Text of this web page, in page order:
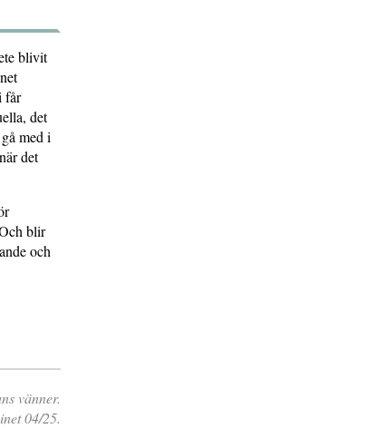
blivit
får
det
med i
det
blir
och
vänner.
04/25.